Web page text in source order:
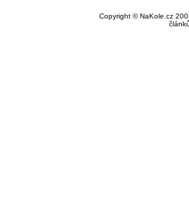
Copyright © NaKole.cz